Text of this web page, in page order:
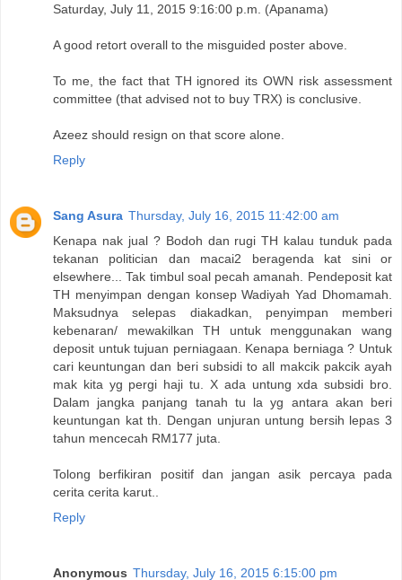
Saturday, July 11, 2015 9:16:00 p.m. (Apanama)
A good retort overall to the misguided poster above.
To me, the fact that TH ignored its OWN risk assessment
committee (that advised not to buy TRX) is conclusive.
Azeez should resign on that score alone.
Reply
Sang Asura Thursday, July 16, 2015 11:42:00 am
Kenapa nak jual ? Bodoh dan rugi TH kalau tunduk pada
tekanan politician dan macai2 beragenda kat sini or
elsewhere... Tak timbul soal pecah amanah. Pendeposit kat
TH menyimpan dengan konsep Wadiyah Yad Dhomamah.
Maksudnya selepas diakadkan, penyimpan memberi
kebenaran/ mewakilkan TH untuk menggunakan wang
deposit untuk tujuan perniagaan. Kenapa berniaga ? Untuk
cari keuntungan dan beri subsidi to all makcik pakcik ayah
mak kita yg pergi haji tu. X ada untung xda subsidi bro.
Dalam jangka panjang tanah tu la yg antara akan beri
keuntungan kat th. Dengan unjuran untung bersih lepas 3
tahun mencecah RM177 juta.
Tolong berfikiran positif dan jangan asik percaya pada
cerita cerita karut..
Reply
Anonymous Thursday, July 16, 2015 6:15:00 pm